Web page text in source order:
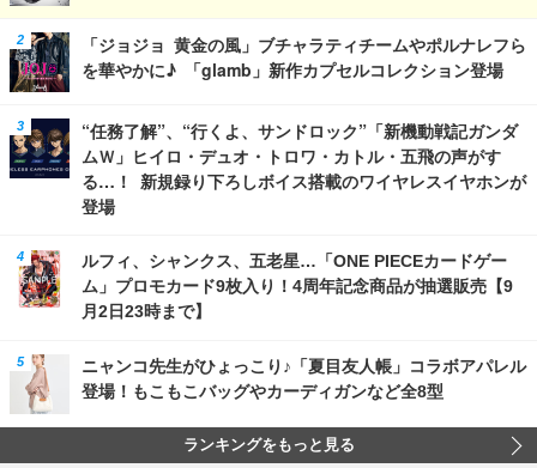
「ジョジョ 黄金の風」ブチャラティチームやポルナレフら
を華やかに♪ 「glamb」新作カプセルコレクション登場
“任務了解”、“行くよ、サンドロック”「新機動戦記ガンダ
ムＷ」ヒイロ・デュオ・トロワ・カトル・五飛の声がす
る…！ 新規録り下ろしボイス搭載のワイヤレスイヤホンが
登場
ルフィ、シャンクス、五老星…「ONE PIECEカードゲー
ム」プロモカード9枚入り！4周年記念商品が抽選販売【9
月2日23時まで】
ニャンコ先生がひょっこり♪「夏目友人帳」コラボアパレル
登場！もこもこバッグやカーディガンなど全8型
ランキングをもっと見る